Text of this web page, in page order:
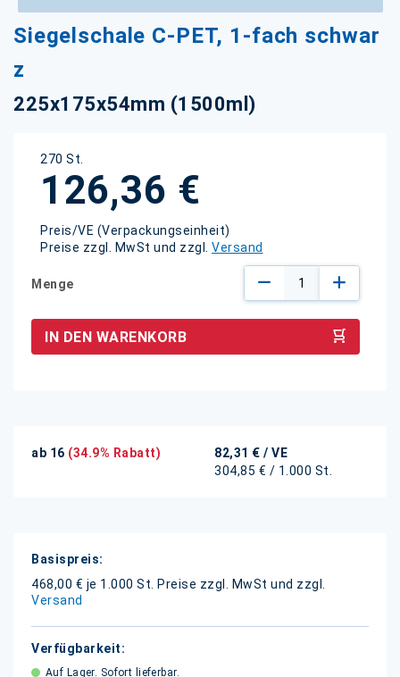
Siegelschale C-PET, 1-fach schwar
z
225x175x54mm (1500ml)
270 St.
126,36 €
Preis/VE (Verpackungseinheit)
Preise zzgl. MwSt und zzgl. Versand
Menge
IN DEN WARENKORB
ab 16 (34.9% Rabatt) 82,31 € / VE
304,85 € / 1.000 St.
Weitere
Informationen
468,00 € je 1.000 St.
Preise zzgl. MwSt und zzgl.
Versand
Auf Lager. Sofort lieferbar.
Zum
Anfang
Bildgalerie
springen